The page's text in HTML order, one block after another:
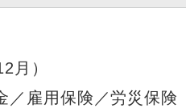
月）
／雇用保険／労災保険